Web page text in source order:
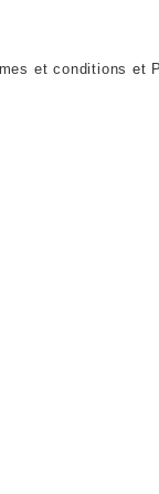
et conditions et